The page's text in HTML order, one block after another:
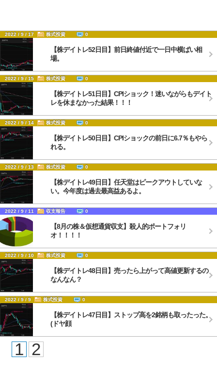
2022 / 9 / 17 株式投資 0
【株デイトレ52日目】前日終値付近で一日中横ばい相
場。
2022 / 9 / 15 株式投資 0
【株デイトレ51日目】CPIショック！迷いながらもデイト
レを休まなかった結果！！！
2022 / 9 / 14 株式投資 0
【株デイトレ50日目】CPIショックの前日に6.7％もやら
れる。
2022 / 9 / 13 株式投資 0
【株デイトレ49日目】任天堂はピークアウトしていな
い。今年度は過去最高益あるよ。
2022 / 9 / 11 収支報告 0
【8月の株＆仮想通貨収支】殺人的ポートフォリ
オ！！！！
2022 / 9 / 10 株式投資 0
【株デイトレ48日目】売ったら上がって高値更新するの
なんなん？
2022 / 9 / 9 株式投資 0
【株デイトレ47日目】ストップ高を2銘柄も取ったった。
(ドヤ顔
1 2